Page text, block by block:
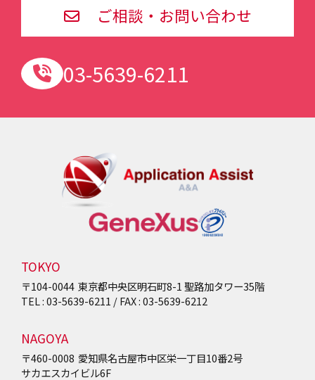
ご相談・お問い合わせ
03-5639-6211
TOKYO
〒104-0044 東京都中央区明石町8-1 聖路加タワー35階
TEL : 03-5639-6211 / FAX : 03-5639-6212
NAGOYA
〒460-0008 愛知県名古屋市中区栄一丁目10番2号
サカエスカイビル6F